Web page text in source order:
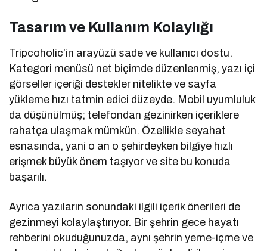
Tasarım ve Kullanım Kolaylığı
Tripcoholic’in arayüzü sade ve kullanıcı dostu.
Kategori menüsü net biçimde düzenlenmiş, yazı içi
görseller içeriği destekler nitelikte ve sayfa
yükleme hızı tatmin edici düzeyde. Mobil uyumluluk
da düşünülmüş; telefondan gezinirken içeriklere
rahatça ulaşmak mümkün. Özellikle seyahat
esnasında, yani o an o şehirdeyken bilgiye hızlı
erişmek büyük önem taşıyor ve site bu konuda
başarılı.
Ayrıca yazıların sonundaki ilgili içerik önerileri de
gezinmeyi kolaylaştırıyor. Bir şehrin gece hayatı
rehberini okuduğunuzda, aynı şehrin yeme-içme ve